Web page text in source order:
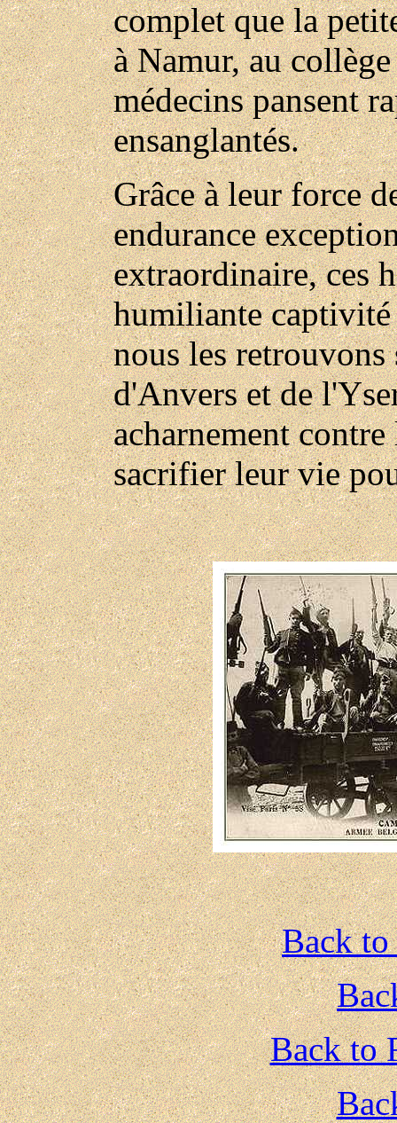
complet que la
à Namur, au
médecins pansent
ensanglantés.
Grâce à leur force
endurance
extraordinaire, ces
humiliante captivité
nous les
d'Anvers et de
acharnement
sacrifier leur vie
Back to
Back to